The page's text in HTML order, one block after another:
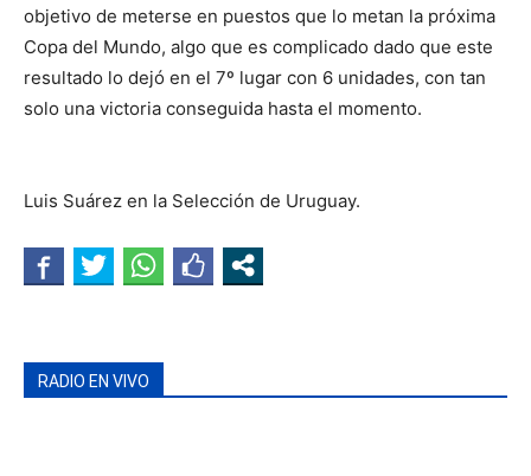
objetivo de meterse en puestos que lo metan la próxima
Copa del Mundo, algo que es complicado dado que este
resultado lo dejó en el 7º lugar con 6 unidades, con tan
solo una victoria conseguida hasta el momento.
Luis Suárez en la Selección de Uruguay.
RADIO EN VIVO